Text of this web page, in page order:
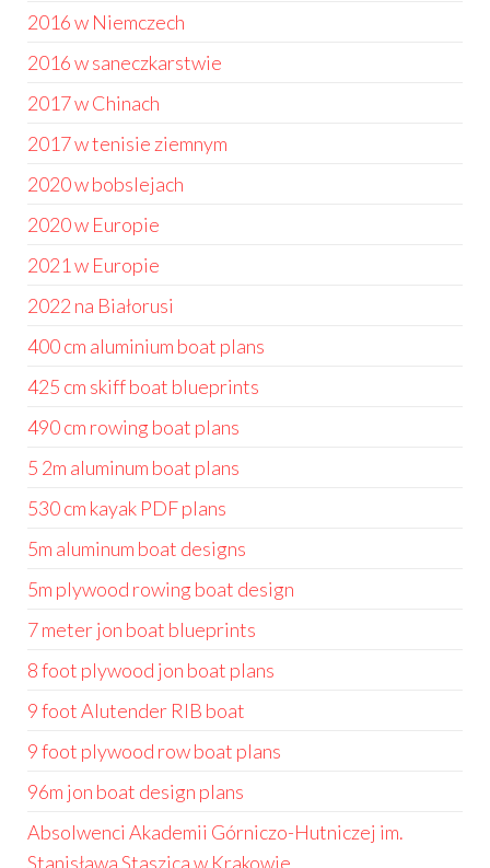
2016 w Niemczech
2016 w saneczkarstwie
2017 w Chinach
2017 w tenisie ziemnym
2020 w bobslejach
2020 w Europie
2021 w Europie
2022 na Białorusi
400 cm aluminium boat plans
425 cm skiff boat blueprints
490 cm rowing boat plans
5 2m aluminum boat plans
530 cm kayak PDF plans
5m aluminum boat designs
5m plywood rowing boat design
7 meter jon boat blueprints
8 foot plywood jon boat plans
9 foot Alutender RIB boat
9 foot plywood row boat plans
96m jon boat design plans
Absolwenci Akademii Górniczo-Hutniczej im.
Stanisława Staszica w Krakowie